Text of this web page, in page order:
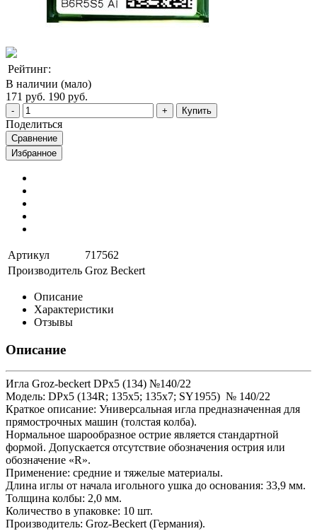
Рейтинг:
В наличии (мало)
171 руб. 190 руб.
Купить
Поделиться
Сравнение
Избранное
Артикул
717562
Производитель Groz Beckert
Описание
Характеристики
Отзывы
Описание
Игла Groz-beckert DPx5 (134) №140/22
Модель: DPx5 (134R; 135х5; 135х7; SY1955) № 140/22
Краткое описание: Универсальная игла предназначенная для
прямострочных машин (толстая колба).
Нормальное шарообразное острие является стандартной
формой. Допускается отсутствие обозначения острия или
обозначение «R».
Применение: средние и тяжелые материалы.
Длина иглы от начала игольного ушка до основания: 33,9 мм.
Толщина колбы: 2,0 мм.
Количество в упаковке: 10 шт.
Производитель: Groz-Beckert (Германия).